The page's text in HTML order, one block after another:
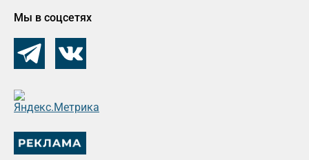
Мы в соцсетях